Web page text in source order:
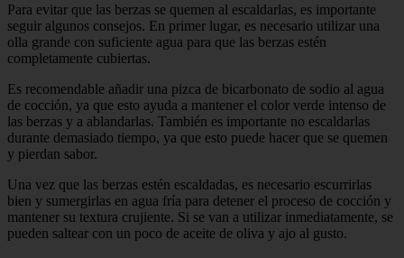
Para evitar que las berzas se quemen al escaldarlas, es importante
seguir algunos consejos. En primer lugar, es necesario utilizar una
olla grande con suficiente agua para que las berzas estén
completamente cubiertas.
Es recomendable añadir una pizca de bicarbonato de sodio al agua
de cocción, ya que esto ayuda a mantener el color verde intenso de
las berzas y a ablandarlas. También es importante no escaldarlas
durante demasiado tiempo, ya que esto puede hacer que se quemen
y pierdan sabor.
Una vez que las berzas estén escaldadas, es necesario escurrirlas
bien y sumergirlas en agua fría para detener el proceso de cocción y
mantener su textura crujiente. Si se van a utilizar inmediatamente, se
pueden saltear con un poco de aceite de oliva y ajo al gusto.